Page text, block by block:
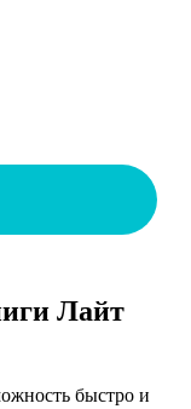
Лайт
быстро и